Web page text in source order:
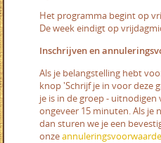
Het programma begint op
De week eindigt op
Inschrijven en
Als je belangstelling hebt
knop 'Schrijf je in voor deze
je is in de groep -
ongeveer 15 minuten. Als je
dan sturen we je een
onze